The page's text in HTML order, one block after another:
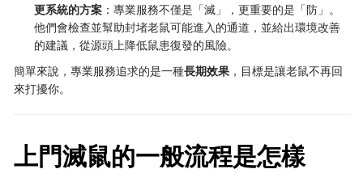
更系統的方案 ：專業服務不僅是「滅」，更重要的是「防」。
他們會檢查並幫助封堵老鼠可能進入的通道，並給出環境改善
的建議，從源頭上降低鼠患復發的風險。
簡單來說，專業服務追求的是一種長期效果 ，目標是讓老鼠不再回
來打擾你。
上門滅鼠的一般流程是怎樣